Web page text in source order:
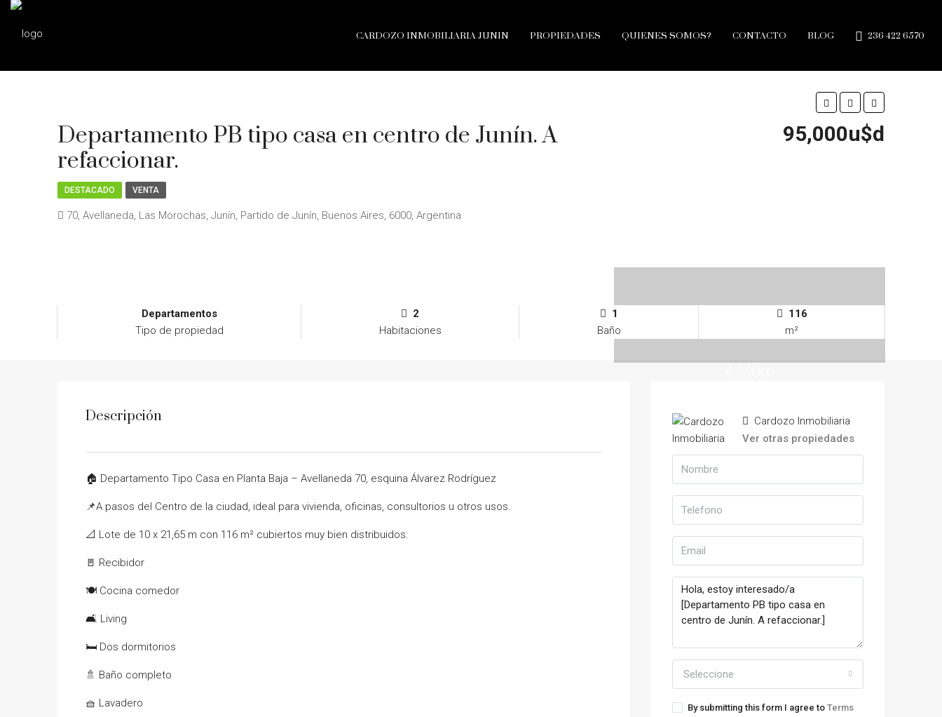
CARDOZO INMOBILIARIA JUNIN PROPIEDADES QUIENES SOMOS? CONTACTO BLOG 236 422 6570
Departamento PB tipo casa en centro de Junín. A
refaccionar.
95,000u$d
DESTACADO VENTA
70, Avellaneda, Las Morochas, Junín, Partido de Junín, Buenos Aires, 6000, Argentina
Departamentos
Tipo de propiedad
2
Habitaciones
1
Baño
116
m²
Descripción
🏠 Departamento Tipo Casa en Planta Baja – Avellaneda 70, esquina Álvarez Rodríguez
📌A pasos del Centro de la ciudad, ideal para vivienda, oficinas, consultorios u otros usos.
📐 Lote de 10 x 21,65 m con 116 m² cubiertos muy bien distribuidos:
🚪 Recibidor
🍽️ Cocina comedor
🛋️ Living
🛏️ Dos dormitorios
🚿 Baño completo
🧺 Lavadero
Cardozo Inmobiliaria
Ver otras propiedades
Seleccione
By submitting this form I agree to Terms